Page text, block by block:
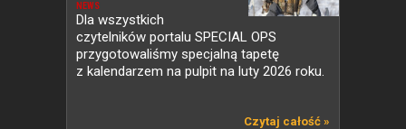
NEWS
Dla wszystkich
czytelników portalu SPECIAL OPS
przygotowaliśmy specjalną tapetę
z kalendarzem na pulpit na luty 2026 roku.
Czytaj całość »